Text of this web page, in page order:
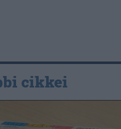
cikkei